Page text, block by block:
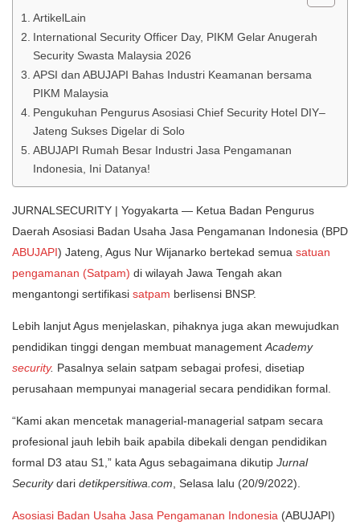
ArtikelLain
International Security Officer Day, PIKM Gelar Anugerah
Security Swasta Malaysia 2026
APSI dan ABUJAPI Bahas Industri Keamanan bersama
PIKM Malaysia
Pengukuhan Pengurus Asosiasi Chief Security Hotel DIY–
Jateng Sukses Digelar di Solo
ABUJAPI Rumah Besar Industri Jasa Pengamanan
Indonesia, Ini Datanya!
JURNALSECURITY | Yogyakarta — Ketua Badan Pengurus
Daerah Asosiasi Badan Usaha Jasa Pengamanan Indonesia (BPD
ABUJAPI) Jateng, Agus Nur Wijanarko bertekad semua satuan
pengamanan (Satpam) di wilayah Jawa Tengah akan
mengantongi sertifikasi satpam berlisensi BNSP.
Lebih lanjut Agus menjelaskan, pihaknya juga akan mewujudkan
pendidikan tinggi dengan membuat managementAcademy
security. Pasalnya selain satpam sebagai profesi, disetiap
perusahaan mempunyai managerial secara pendidikan formal.
“Kami akan mencetak managerial-managerial satpam secara
profesional jauh lebih baik apabila dibekali dengan pendidikan
formal D3 atau S1,” kata Agus sebagaimana dikutip Jurnal
Securitydari detikpersitiwa.com, Selasa lalu (20/9/2022).
Asosiasi Badan Usaha Jasa Pengamanan Indonesia (ABUJAPI)